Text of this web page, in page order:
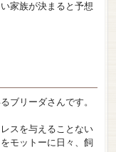
家族が決まると予想
ブリーダさんです。
スを与えることない
モットーに日々、飼